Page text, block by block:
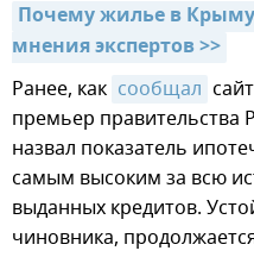
Почему жилье в Крыму
мнения экспертов >>
Ранее, как сообщал
премьер правительства
назвал показатель
самым высоким за всю
выданных кредитов.
чиновника,